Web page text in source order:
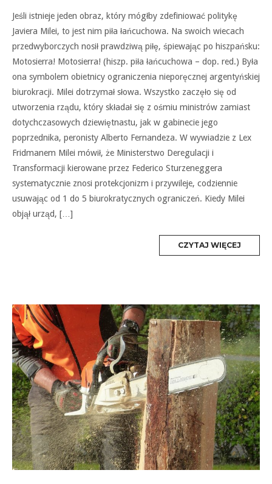
Jeśli istnieje jeden obraz, który mógłby zdefiniować politykę
Javiera Milei, to jest nim piła łańcuchowa. Na swoich wiecach
przedwyborczych nosił prawdziwą piłę, śpiewając po hiszpańsku:
Motosierra! Motosierra! (hiszp. piła łańcuchowa – dop. red.) Była
ona symbolem obietnicy ograniczenia nieporęcznej argentyńskiej
biurokracji. Milei dotrzymał słowa. Wszystko zaczęło się od
utworzenia rządu, który składał się z ośmiu ministrów zamiast
dotychczasowych dziewiętnastu, jak w gabinecie jego
poprzednika, peronisty Alberto Fernandeza. W wywiadzie z Lex
Fridmanem Milei mówił, że Ministerstwo Deregulacji i
Transformacji kierowane przez Federico Sturzeneggera
systematycznie znosi protekcjonizm i przywileje, codziennie
usuwając od 1 do 5 biurokratycznych ograniczeń. Kiedy Milei
objął urząd, […]
CZYTAJ WIĘCEJ